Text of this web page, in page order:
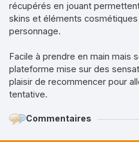
récupérés en jouant
skins et éléments
personnage.
Facile à prendre en main mais
plateforme mise sur des
plaisir de recommencer pour
tentative.
Commentaires